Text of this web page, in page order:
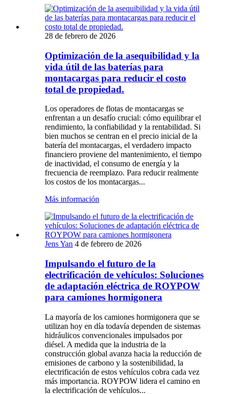
28 de febrero de 2026
Optimización de la asequibilidad y la
vida útil de las baterías para
montacargas para reducir el costo
total de propiedad.
Los operadores de flotas de montacargas se
enfrentan a un desafío crucial: cómo equilibrar el
rendimiento, la confiabilidad y la rentabilidad. Si
bien muchos se centran en el precio inicial de la
batería del montacargas, el verdadero impacto
financiero proviene del mantenimiento, el tiempo
de inactividad, el consumo de energía y la
frecuencia de reemplazo. Para reducir realmente
los costos de los montacargas...
Más información
Jens Yan 4 de febrero de 2026
Impulsando el futuro de la
electrificación de vehículos: Soluciones
de adaptación eléctrica de ROYPOW
para camiones hormigonera
La mayoría de los camiones hormigonera que se
utilizan hoy en día todavía dependen de sistemas
hidráulicos convencionales impulsados ​​por
diésel. A medida que la industria de la
construcción global avanza hacia la reducción de
emisiones de carbono y la sostenibilidad, la
electrificación de estos vehículos cobra cada vez
más importancia. ROYPOW lidera el camino en
la electrificación de vehículos...